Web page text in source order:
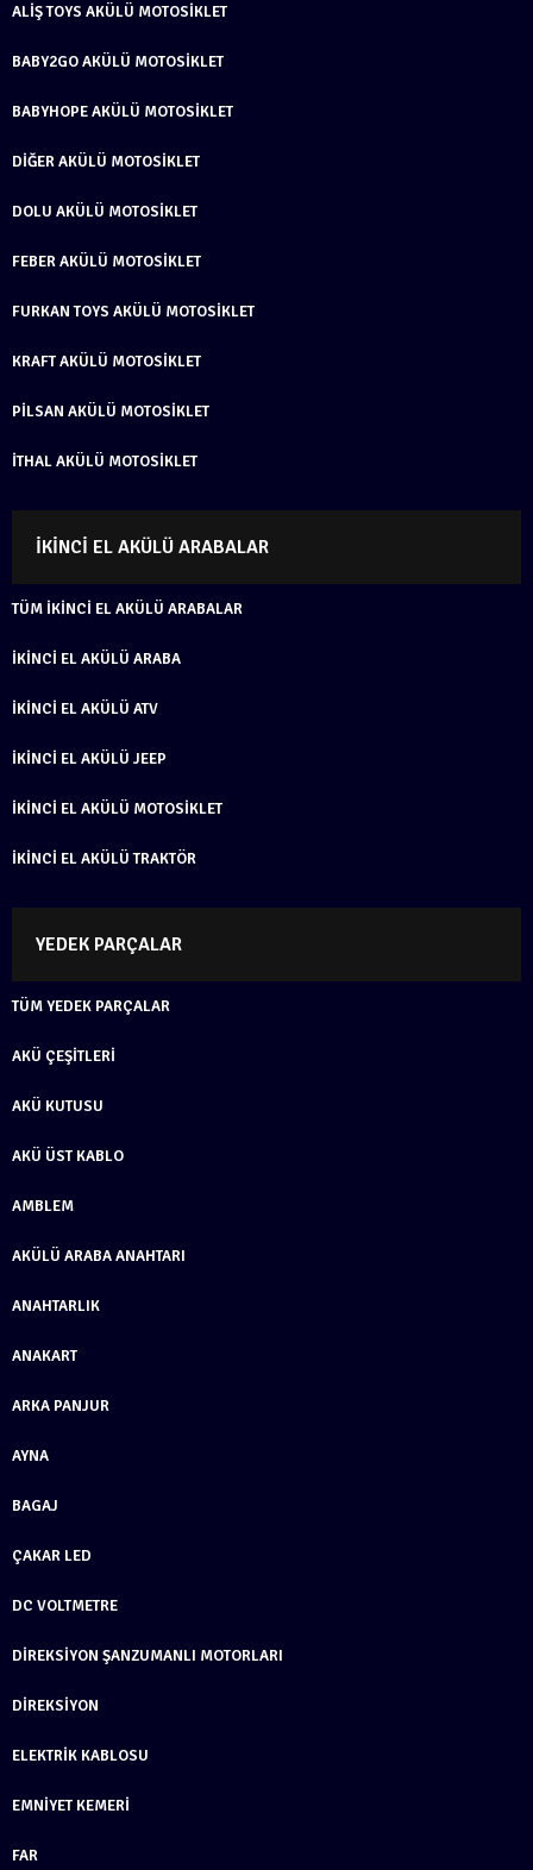
ALIŞ TOYS AKÜLÜ MOTOSIKLET
BABY2GO AKÜLÜ MOTOSIKLET
BABYHOPE AKÜLÜ MOTOSIKLET
DIĞER AKÜLÜ MOTOSIKLET
DOLU AKÜLÜ MOTOSIKLET
FEBER AKÜLÜ MOTOSIKLET
FURKAN TOYS AKÜLÜ MOTOSIKLET
KRAFT AKÜLÜ MOTOSIKLET
PILSAN AKÜLÜ MOTOSIKLET
İTHAL AKÜLÜ MOTOSIKLET
İKINCI EL AKÜLÜ ARABALAR
TÜM İKINCI EL AKÜLÜ ARABALAR
İKINCI EL AKÜLÜ ARABA
İKINCI EL AKÜLÜ ATV
İKINCI EL AKÜLÜ JEEP
İKINCI EL AKÜLÜ MOTOSIKLET
İKINCI EL AKÜLÜ TRAKTÖR
YEDEK PARÇALAR
TÜM YEDEK PARÇALAR
AKÜ ÇEŞITLERI
AKÜ KUTUSU
AKÜ ÜST KABLO
AMBLEM
AKÜLÜ ARABA ANAHTARI
ANAHTARLIK
ANAKART
ARKA PANJUR
AYNA
BAGAJ
ÇAKAR LED
DC VOLTMETRE
DIREKSIYON ŞANZUMANLI MOTORLARI
DIREKSIYON
ELEKTRIK KABLOSU
EMNIYET KEMERI
FAR